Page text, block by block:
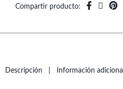
Compartir producto
Descripción Información adicional